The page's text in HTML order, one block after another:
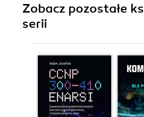
Zobacz pozostałe
serii